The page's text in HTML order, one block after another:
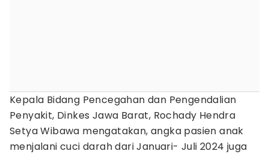
Kepala Bidang Pencegahan dan Pengendalian
Penyakit, Dinkes Jawa Barat, Rochady Hendra
Setya Wibawa mengatakan, angka pasien anak
menjalani cuci darah dari Januari- Juli 2024 juga